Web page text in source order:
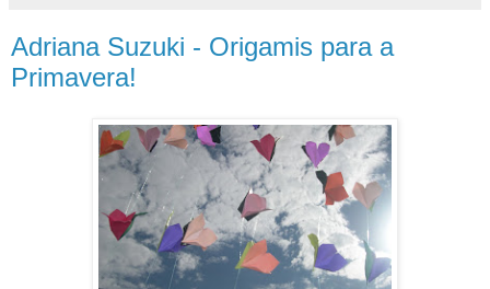
Adriana Suzuki - Origamis para a
Primavera!